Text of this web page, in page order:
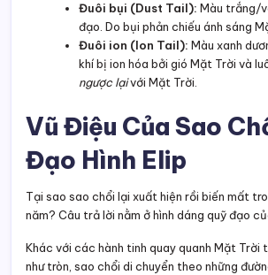
Đuôi bụi (Dust Tail): Màu trắng/
đạo. Do bụi phản chiếu ánh sáng
Đuôi ion (Ion Tail): Màu xanh
khí bị ion hóa bởi gió Mặt Trời và
ngược lạivới Mặt Trời.
Vũ Điệu Của Sao
Đạo Hình Elip
Tại sao sao chổi lại xuất hiện rồi biến mất
năm? Câu trả lời nằm ở hình dáng quỹ đạo
Khác với các hành tinh quay quanh Mặt Trời
như tròn, sao chổi di chuyển theo những